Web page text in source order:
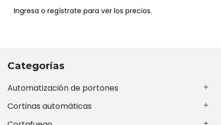
Ingresa o regístrate para ver los precios.
Categorías
Automatización de portones
Cortinas automáticas